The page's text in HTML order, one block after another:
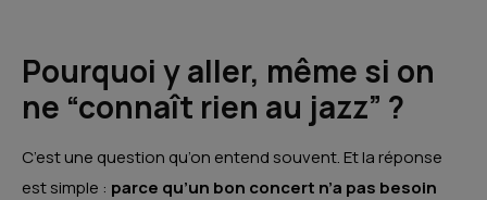
Pourquoi y aller, même si on
ne “connaît rien au jazz” ?
C’est une question qu’on entend souvent. Et la réponse
est simple : parce qu’un bon concert n’a pas besoin